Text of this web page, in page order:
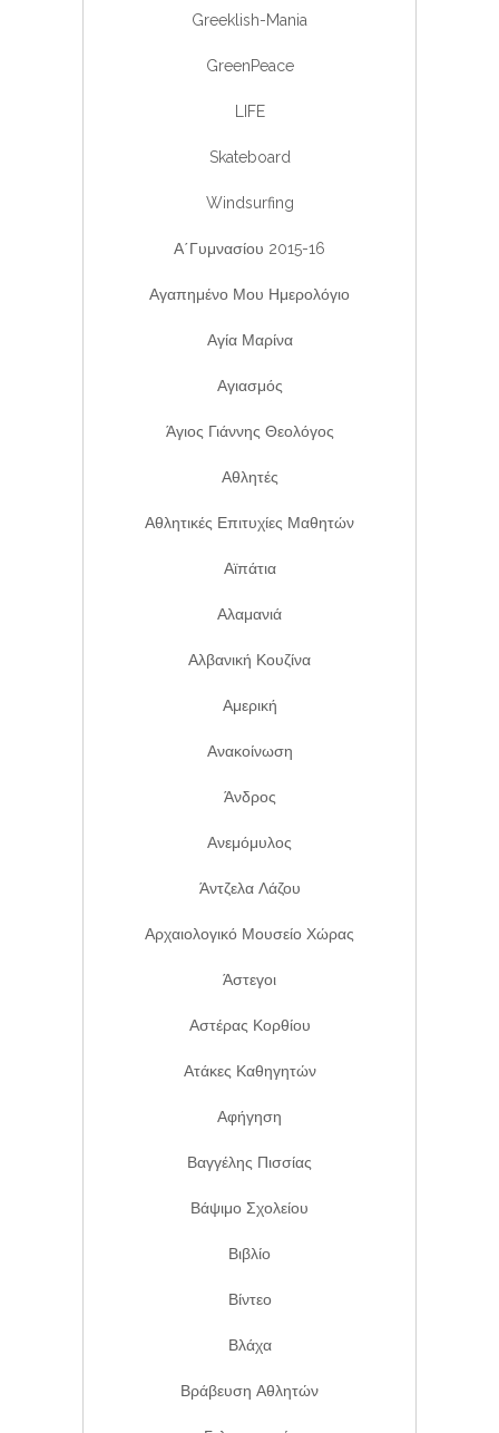
Greeklish-Mania
GreenPeace
LIFE
Skateboard
Windsurfing
Α΄Γυμνασίου 2015-16
Αγαπημένο Μου Ημερολόγιο
Αγία Μαρίνα
Αγιασμός
Άγιος Γιάννης Θεολόγος
Αθλητές
Αθλητικές Επιτυχίες Μαθητών
Αϊπάτια
Αλαμανιά
Αλβανική Κουζίνα
Αμερική
Ανακοίνωση
Άνδρος
Ανεμόμυλος
Άντζελα Λάζου
Αρχαιολογικό Μουσείο Χώρας
Άστεγοι
Αστέρας Κορθίου
Ατάκες Καθηγητών
Αφήγηση
Βαγγέλης Πισσίας
Βάψιμο Σχολείου
Βιβλίο
Βίντεο
Βλάχα
Βράβευση Αθλητών